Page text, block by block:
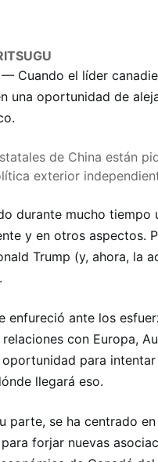
— Cuando el líder
una oportunidad de
de China están
exterior
durante mucho
y en otros aspectos.
Trump (y, ahora, la
enfureció ante los
con Europa,
para
llegará eso.
parte, se ha centrado
forjar nuevas